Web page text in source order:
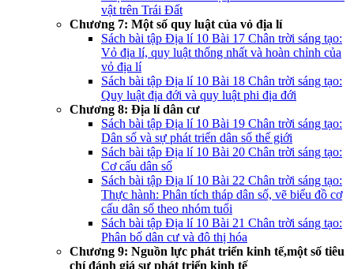
vật trên Trái Đất
Chương 7: Một số quy luật của vỏ địa lí
Sách bài tập Địa lí 10 Bài 17 Chân trời sáng tạo:
Vỏ địa lí, quy luật thống nhất và hoàn chỉnh của
vỏ địa lí
Sách bài tập Địa lí 10 Bài 18 Chân trời sáng tạo:
Quy luật địa đới và quy luật phi địa đới
Chương 8: Địa lí dân cư
Sách bài tập Địa lí 10 Bài 19 Chân trời sáng tạo:
Dân số và sự phát triển dân số thế giới
Sách bài tập Địa lí 10 Bài 20 Chân trời sáng tạo:
Cơ cấu dân số
Sách bài tập Địa lí 10 Bài 22 Chân trời sáng tạo:
Thực hành: Phân tích tháp dân số, vẽ biểu đồ cơ
cấu dân số theo nhóm tuổi
Sách bài tập Địa lí 10 Bài 21 Chân trời sáng tạo:
Phân bố dân cư và đô thị hóa
Chương 9: Nguồn lực phát triển kinh tế,một số tiêu
chí đánh giá sự phát triển kinh tế